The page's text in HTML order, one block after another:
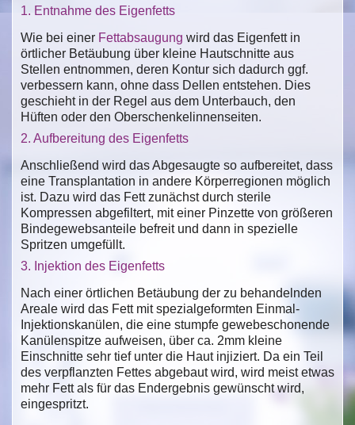
1. Entnahme des Eigenfetts
Wie bei einer Fettabsaugung wird das Eigenfett in
örtlicher Betäubung über kleine Hautschnitte aus
Stellen entnommen, deren Kontur sich dadurch ggf.
verbessern kann, ohne dass Dellen entstehen. Dies
geschieht in der Regel aus dem Unterbauch, den
Hüften oder den Oberschenkelinnenseiten.
2. Aufbereitung des Eigenfetts
Anschließend wird das Abgesaugte so aufbereitet, dass
eine Transplantation in andere Körperregionen möglich
ist. Dazu wird das Fett zunächst durch sterile
Kompressen abgefiltert, mit einer Pinzette von größeren
Bindegewebsanteile befreit und dann in spezielle
Spritzen umgefüllt.
3. Injektion des Eigenfetts
Nach einer örtlichen Betäubung der zu behandelnden
Areale wird das Fett mit spezialgeformten Einmal-
Injektionskanülen, die eine stumpfe gewebeschonende
Kanülenspitze aufweisen, über ca. 2mm kleine
Einschnitte sehr tief unter die Haut injiziert. Da ein Teil
des verpflanzten Fettes abgebaut wird, wird meist etwas
mehr Fett als für das Endergebnis gewünscht wird,
eingespritzt.